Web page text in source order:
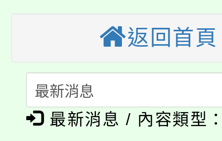
程，歡迎學生輔導中心
心理、諮商輔導、社會
系所師生報名參加。
縣市「校園短影音徵選
門員」簡章及活動海報
踴躍報名參加。
「桃園市補助參觀特色
展演活動實施計畫」
義教育推展貢獻獎」
「2026 ART TAIPEI臺
博覽會」之「藝術教育
「2026金融保險知識
桃園市115學年度學生
返回首頁
最新消息 / 內容類型